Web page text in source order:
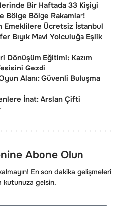
Bir Haftada 33 Kişiyi
Bölge Bölge Rakamlar!
Emeklilere Ücretsiz İstanbul
Bıyık Mavi Yolculuğa Eşlik
Dönüşüm Eğitimi: Kazım
Gezdi
Alanı: Güvenli Buluşma
İnat: Arslan Çifti
Abone Olun
En son dakika gelişmeleri
gelsin.